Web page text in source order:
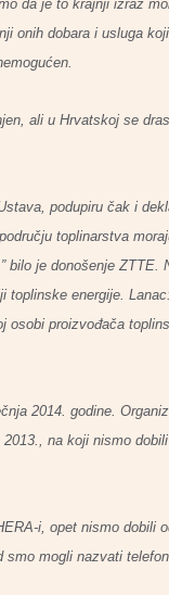
da je to krajnji izraz
onih dobara i usluga
ali u Hrvatskoj se
podupiru čak i
toplinarstva
bilo je donošenje
energije.
proizvođača
2014. godine.
na koji nismo
i, opet nismo
mogli nazvati